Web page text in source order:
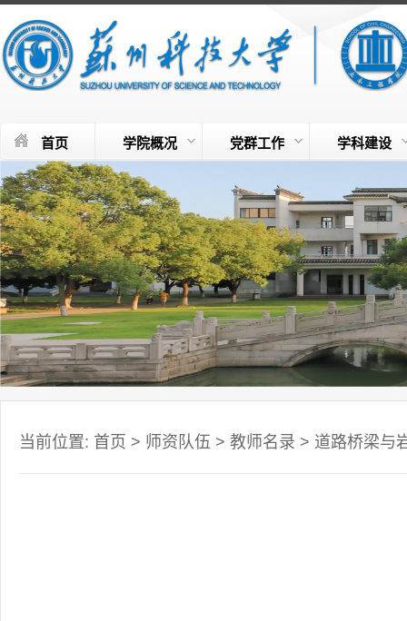
首页 学院概况 党群工作 学科建设
当前位置: 首页 > 师资队伍 > 教师名录 > 道路桥梁与